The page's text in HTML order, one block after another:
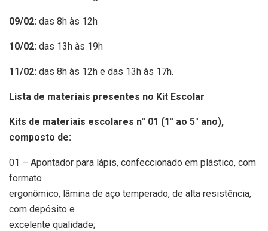
09/02: das 8h às 12h
10/02: das 13h às 19h
11/02: das 8h às 12h e das 13h às 17h.
Lista de materiais presentes no Kit Escolar
Kits de materiais escolares n° 01 (1° ao 5° ano),
composto de:
01 – Apontador para lápis, confeccionado em plástico, com
formato
ergonômico, lâmina de aço temperado, de alta resistência,
com depósito e
excelente qualidade;